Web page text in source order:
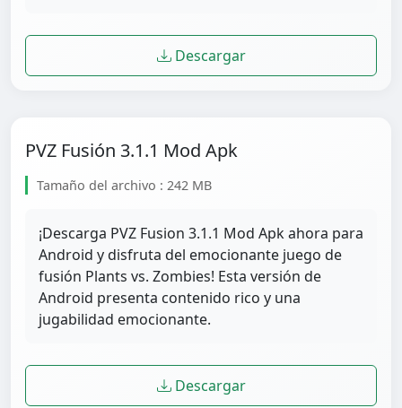
Descargar
PVZ Fusión 3.1.1 Mod Apk
Tamaño del archivo : 242 MB
¡Descarga PVZ Fusion 3.1.1 Mod Apk ahora para
Android y disfruta del emocionante juego de
fusión Plants vs. Zombies! Esta versión de
Android presenta contenido rico y una
jugabilidad emocionante.
Descargar